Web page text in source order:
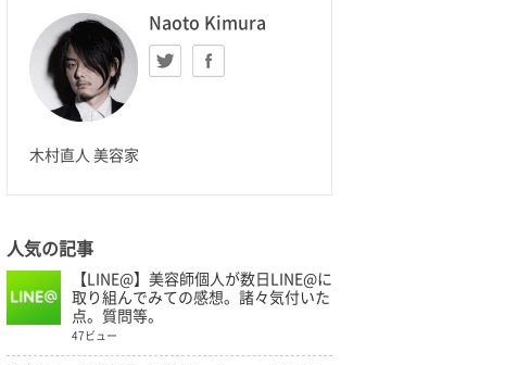
Naoto Kimura
木村直人 美容家
人気の記事
【LINE@】美容師個人が数日LINE@に
取り組んでみての感想。諸々気付いた
点。質問等。
47ビュー